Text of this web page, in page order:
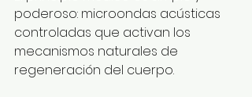
poderoso: microondas acústicas
controladas que activan los
mecanismos naturales de
regeneración del cuerpo.